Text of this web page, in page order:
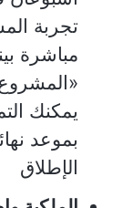
تجربة
مباشرة
يمكنك
بموعد
الإطلاق